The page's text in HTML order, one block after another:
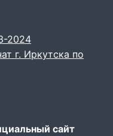
2024
г. Иркутска по
сайт